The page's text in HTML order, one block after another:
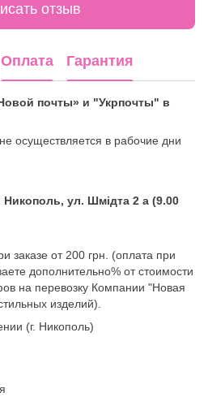
отзыв
Оплата Гарантия
почты» и "Укрпочты" в
осуществляется в рабочие дни
ул. Шмідта 2 а (9.00
заказе от 200 грн. (оплата при
дополнительно% от стоимости
на перевозку Компании "Новая
изделий).
(г. Никополь)